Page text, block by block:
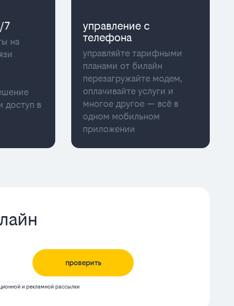
7
на
доступ в
управление с
телефона
управляйте тарифными
планами от билайн
перезагружайте модем,
оплачивайте услуги и
многое другое — всё в
одном мобильном
приложении
проверить
и рекламной рассылки